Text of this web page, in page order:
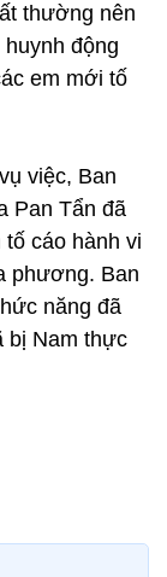
thường nên
động
em mới tố
việc, Ban
Pan Tẩn đã
cáo hành vi
phương. Ban
năng đã
bị Nam thực